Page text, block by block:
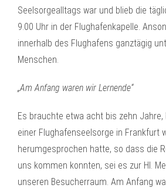
Seelsorgealltags war und blieb die
9.00 Uhr in der Flughafenkapelle.
innerhalb des Flughafens ganztägig
Menschen.
„Am Anfang waren wir Lernende“
Es brauchte etwa acht bis zehn
einer Flughafenseelsorge in Frankfurt
herumgesprochen hatte, so dass die
uns kommen konnten, sei es zur Hl.
unseren Besucherraum. Am Anfang